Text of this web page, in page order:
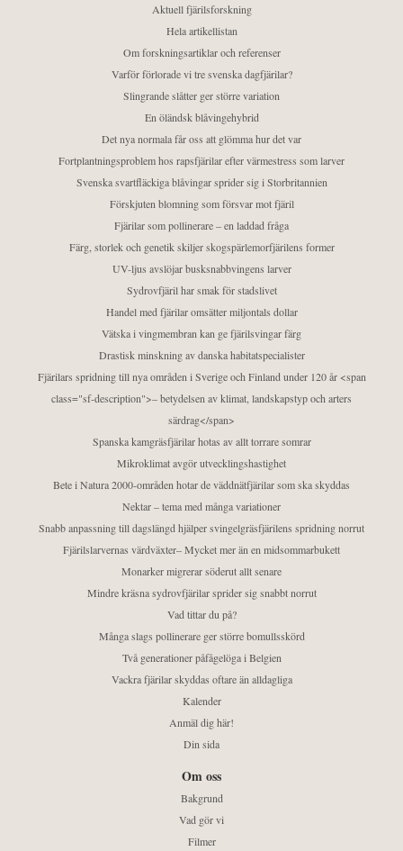
Aktuell fjärilsforskning
Hela artikellistan
Om forskningsartiklar och referenser
Varför förlorade vi tre svenska dagfjärilar?
Slingrande slåtter ger större variation
En öländsk blåvingehybrid
Det nya normala får oss att glömma hur det var
Fortplantningsproblem hos rapsfjärilar efter värmestress som larver
Svenska svartfläckiga blåvingar sprider sig i Storbritannien
Förskjuten blomning som försvar mot fjäril
Fjärilar som pollinerare – en laddad fråga
Färg, storlek och genetik skiljer skogspärlemorfjärilens former
UV-ljus avslöjar busksnabbvingens larver
Sydrovfjäril har smak för stadslivet
Handel med fjärilar omsätter miljontals dollar
Vätska i vingmembran kan ge fjärilsvingar färg
Drastisk minskning av danska habitatspecialister
Fjärilars spridning till nya områden i Sverige och Finland under 120 år <span
class="sf-description">– betydelsen av klimat, landskapstyp och arters
särdrag</span>
Spanska kamgräsfjärilar hotas av allt torrare somrar
Mikroklimat avgör utvecklingshastighet
Bete i Natura 2000-områden hotar de väddnätfjärilar som ska skyddas
Nektar – tema med många variationer
Snabb anpassning till dagslängd hjälper svingelgräsfjärilens spridning norrut
Fjärilslarvernas värdväxter– Mycket mer än en midsommarbukett
Monarker migrerar söderut allt senare
Mindre kräsna sydrovfjärilar sprider sig snabbt norrut
Vad tittar du på?
Många slags pollinerare ger större bomullsskörd
Två generationer påfågelöga i Belgien
Vackra fjärilar skyddas oftare än alldagliga
Kalender
Anmäl dig här!
Din sida
Om oss
Bakgrund
Vad gör vi
Filmer